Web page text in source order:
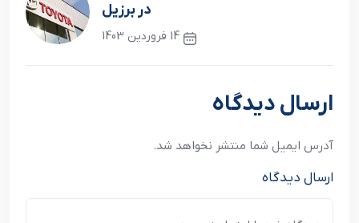
در برزیل
14 فروردین 1403
نوشته بعدی
ارسال دیدگاه
آدرس ایمیل شما منتشر نخواهد شد.
ارسال دیدگاه